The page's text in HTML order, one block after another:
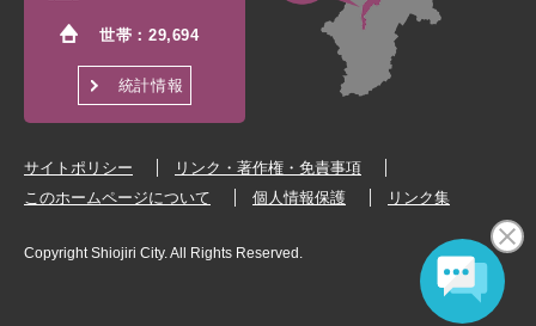
世帯：29,694
統計情報
サイトポリシー
リンク・著作権・免責事項
このホームページについて
個人情報保護 リンク集
Copyright Shiojiri City. All Rights Reserved.